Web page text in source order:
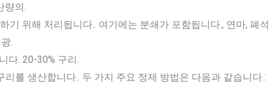
의.
기 위해 처리됩니다.. 여기에는 분쇄가 포함됩니다., 연마, 폐석
.
다. 20-30% 구리.
를 생산합니다.. 두 가지 주요 정제 방법은 다음과 같습니다.: